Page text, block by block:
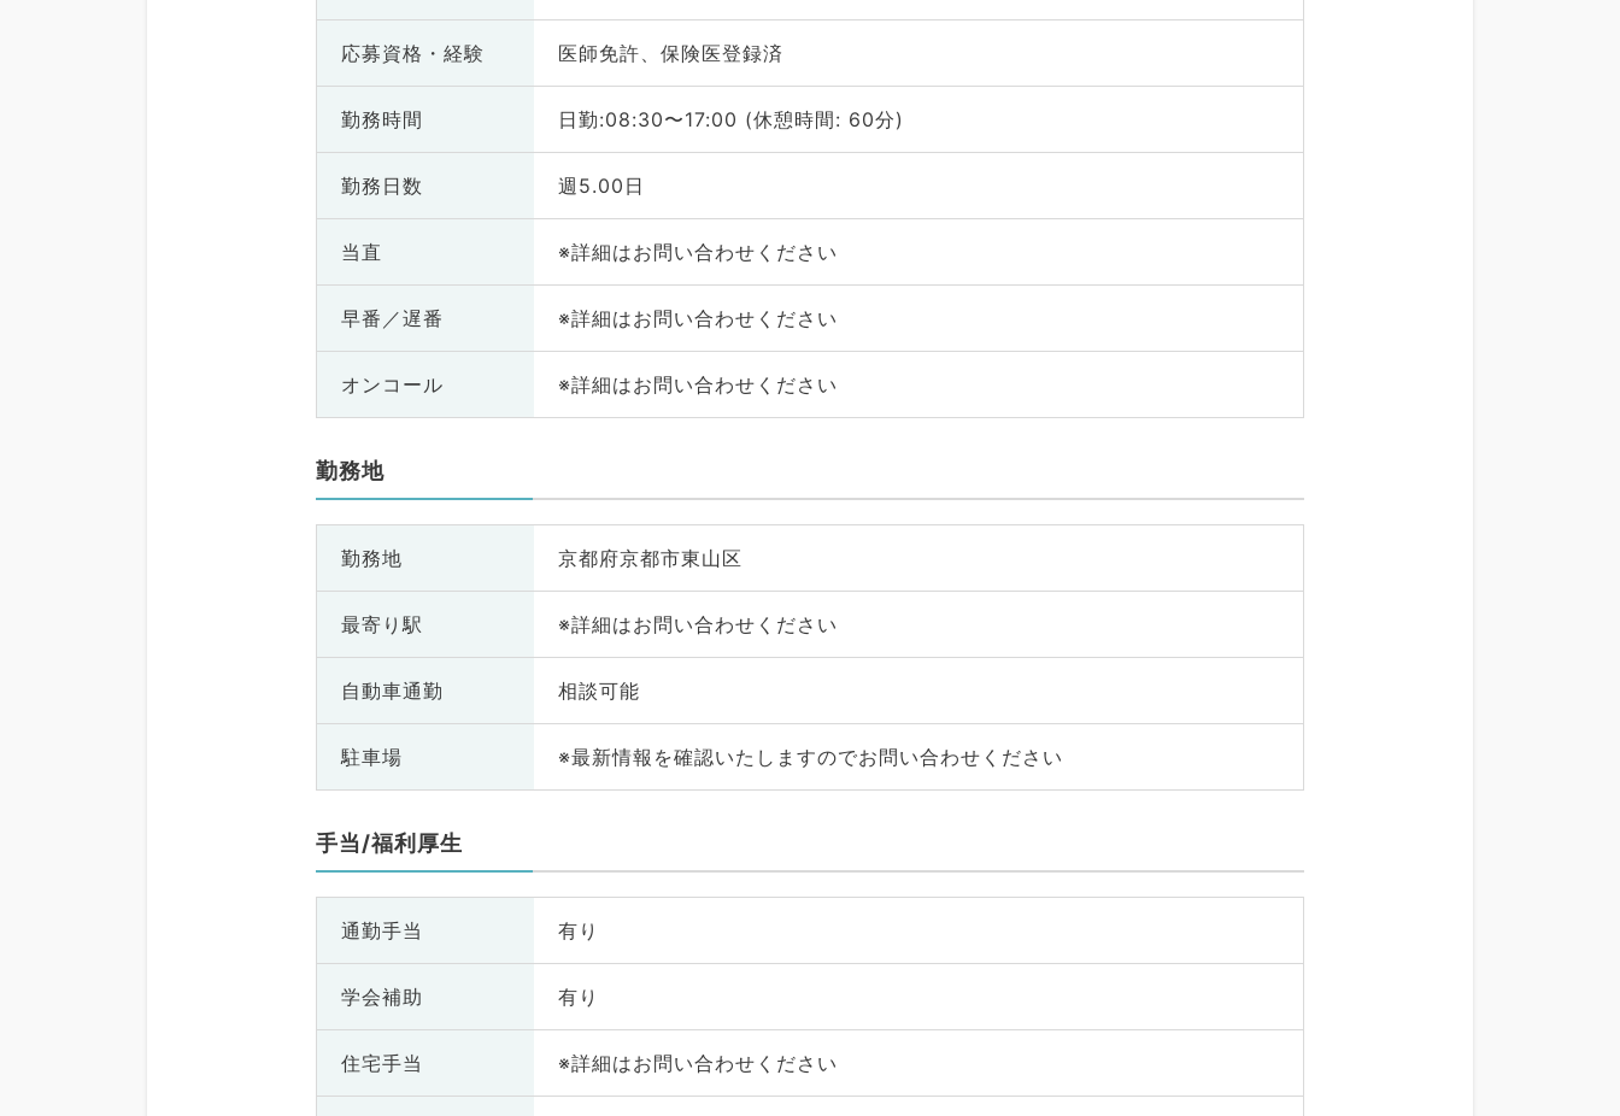
応募資格・ 経験 医師免許、保険医登録済
勤務時間 日勤:08:30〜17:00 (休憩時間: 60分)
勤務日数 週5.00日
当直 ※詳細はお問い合わせください
早番／遅番 ※詳細はお問い合わせください
オンコール ※詳細はお問い合わせください
勤務地
勤務地 京都府京都市東山区
最寄り駅 ※詳細はお問い合わせください
自動車通勤 相談可能
駐車場 ※最新情報を確認いたしますのでお問い合わせください
手当/福利厚生
通勤手当 有り
学会補助 有り
住宅手当 ※詳細はお問い合わせください